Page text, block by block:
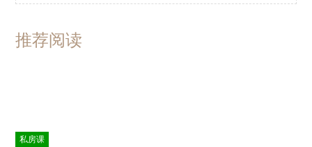
推荐阅读
私房课